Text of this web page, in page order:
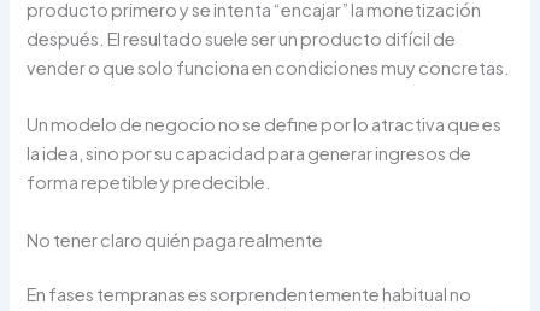
producto primero y se intenta “encajar” la monetización
después. El resultado suele ser un producto difícil de
vender o que solo funciona en condiciones muy concretas.
Un modelo de negocio no se define por lo atractiva que es
la idea, sino por su capacidad para generar ingresos de
forma repetible y predecible.
No tener claro quién paga realmente
En fases tempranas es sorprendentemente habitual no